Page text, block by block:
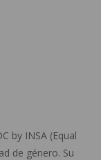
by INSA (Equal
de género. Su